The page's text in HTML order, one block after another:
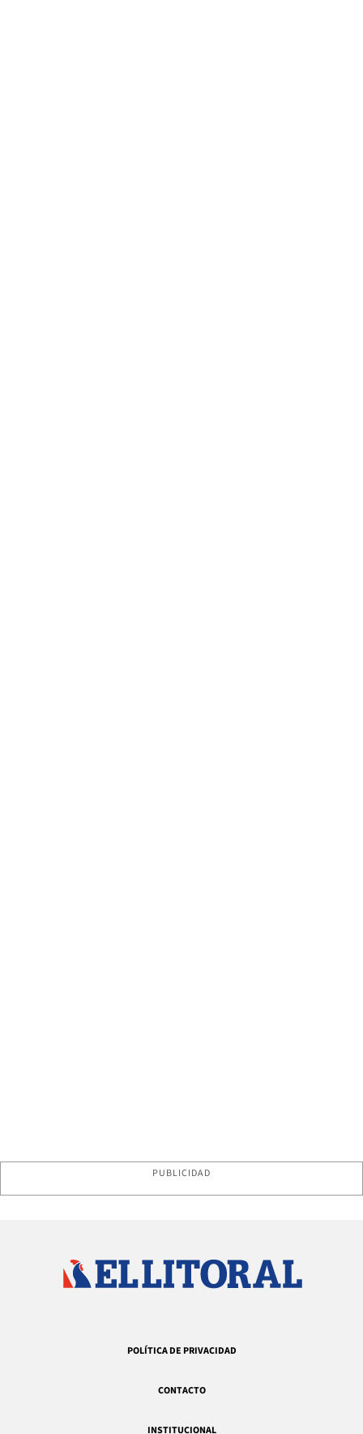
PUBLICIDAD
POLÍTICA DE PRIVACIDAD
CONTACTO
INSTITUCIONAL